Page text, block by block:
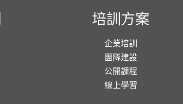
培訓方案
企業培訓
團隊建設
公開課程
線上學習